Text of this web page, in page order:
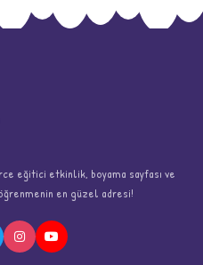
eğitici etkinlik, boyama sayfası ve
en güzel adresi!